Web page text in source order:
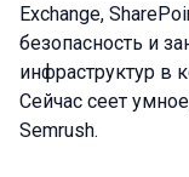
Exchange,
безопасность и
инфраструктур в
Сейчас сеет
Semrush.